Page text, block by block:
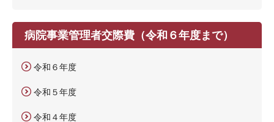
病院事業管理者交際費（令和６年度まで）
令和６年度
令和５年度
令和４年度